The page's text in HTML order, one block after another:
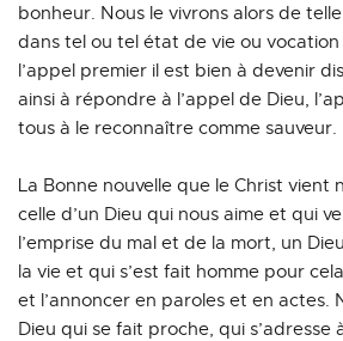
bonheur. Nous le vivrons alors de
dans tel ou tel état de vie ou
l’appel premier il est bien à devenir
ainsi à répondre à l’appel de Dieu,
tous à le reconnaître comme sauveur.
La Bonne nouvelle que le Christ vient
celle d’un Dieu qui nous aime et qui
l’emprise du mal et de la mort, un
la vie et qui s’est fait homme pour
et l’annoncer en paroles et en actes.
Dieu qui se fait proche, qui s’adresse